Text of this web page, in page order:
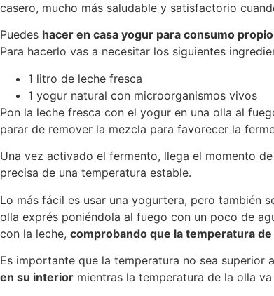
casero, mucho más saludable y satisfactorio
Puedes hacer en casa yogur para consumo propio
Para hacerlo vas a necesitar los siguientes
1 litro de leche fresca
1 yogur natural con microorganismos vivos
Pon la leche fresca con el yogur en una olla al
parar de remover la mezcla para favorecer la
Una vez activado el fermento, llega el momento de
precisa de una temperatura estable.
Lo más fácil es usar una yogurtera, pero también
olla exprés poniéndola al fuego con un poco de
con la leche, comprobando que la temperatura
Es importante que la temperatura no sea
en su interior mientras la temperatura de la olla